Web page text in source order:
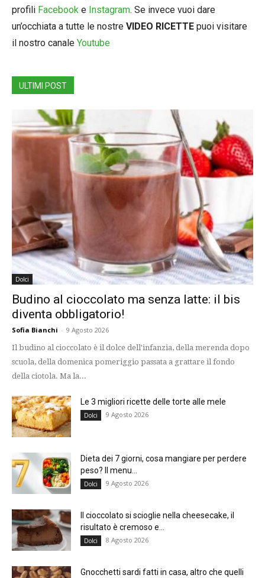
profili Facebook e Instagram. Se invece vuoi dare
un’occhiata a tutte le nostre VIDEO RICETTE puoi visitare
il nostro canale Youtube
ULTIMI POST
Dolci
Budino al cioccolato ma senza latte: il bis
diventa obbligatorio!
Sofia Bianchi - 9 Agosto 2026
Il budino al cioccolato è il dolce dell'infanzia, della merenda dopo
scuola, della domenica pomeriggio passata a grattare il fondo
della ciotola. Ma la...
Le 3 migliori ricette delle torte alle mele
Dolci 9 Agosto 2026
Dieta dei 7 giorni, cosa mangiare per perdere
peso? Il menu...
Dolci 9 Agosto 2026
Il cioccolato si scioglie nella cheesecake, il
risultato è cremoso e...
Dolci 8 Agosto 2026
Gnocchetti sardi fatti in casa, altro che quelli